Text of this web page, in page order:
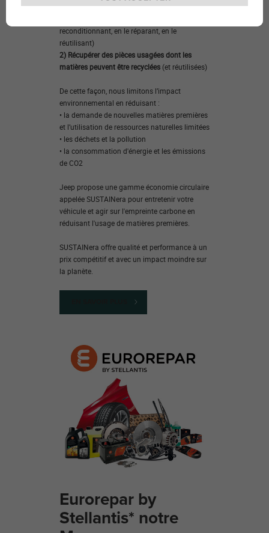
Avec 2 objectifs principaux :
reconditionnant, en le réparant, en le
réutilisant)
2) Récupérer des pièces usagées dont les
matières peuvent être recyclées (et réutilisées)
De cette façon, nous limitons l’impact
environnemental en réduisant :
• la demande de nouvelles matières premières
et l’utilisation de ressources naturelles limitées
• les déchets et la pollution
• la consommation d'énergie et les émissions
de CO2
Jeep propose une gamme économie circulaire
appelée SUSTAINera pour entretenir votre
véhicule et agir sur l'empreinte carbone en
réduisant l'usage de matières premières.
SUSTAINera offre qualité et performance à un
prix compétitif et avec un impact moindre sur
la planète.
Eurorepar by
Stellantis* notre